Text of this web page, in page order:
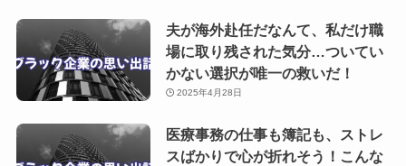
夫が海外赴任だなんて、私だけ職
場に取り残された気分…ついてい
かない選択が唯一の救いだ！
2025年4月28日
医療事務の仕事も簿記も、ストレ
スばかりで心が折れそう！こんな